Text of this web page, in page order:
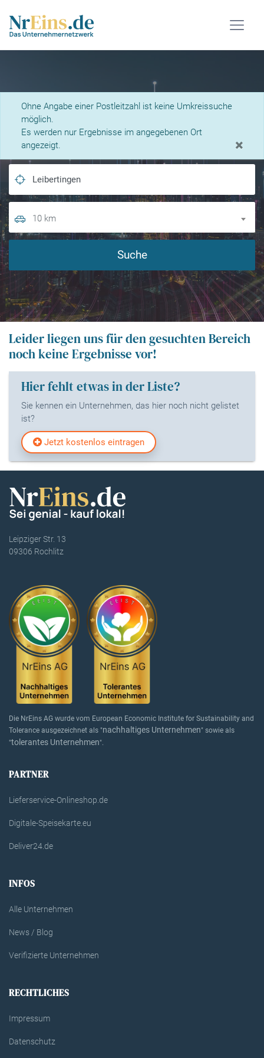
Ohne Angabe einer Postleitzahl ist keine Umkreissuche
möglich.
Es werden nur Ergebnisse im angegebenen Ort
angezeigt.
×
Was suchen Sie?
10 km
Suche
Leider liegen uns für den gesuchten Bereich
noch keine Ergebnisse vor!
Hier fehlt etwas in der Liste?
Sie kennen ein Unternehmen, das hier noch nicht gelistet
ist?
Jetzt kostenlos eintragen
Leipziger Str. 13
09306 Rochlitz
Die NrEins AG wurde vom European Economic Institute for Sustainability and
Tolerance ausgezeichnet als "nachhaltiges Unternehmen" sowie als
"tolerantes Unternehmen".
PARTNER
Lieferservice-Onlineshop.de
Digitale-Speisekarte.eu
Deliver24.de
INFOS
Alle Unternehmen
News / Blog
Verifizierte Unternehmen
RECHTLICHES
Impressum
Datenschutz